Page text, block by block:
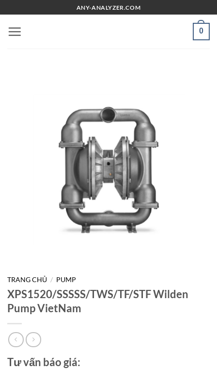
đến
nội
ANY-ANALYZER.COM
0
TRANG CHỦ / PUMP
XPS1520/SSSSS/TWS/TF/STF Wilden
Pump VietNam
Tư vấn báo giá: